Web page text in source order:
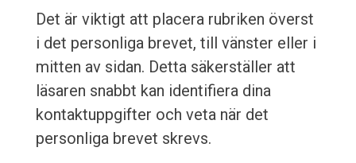
Det är viktigt att placera rubriken överst
i det personliga brevet, till vänster eller i
mitten av sidan. Detta säkerställer att
läsaren snabbt kan identifiera dina
kontaktuppgifter och veta när det
personliga brevet skrevs.